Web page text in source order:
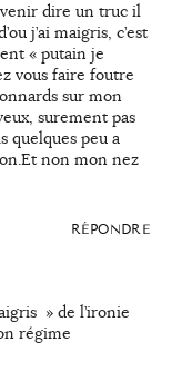
venir dire un truc il
j’ai maigris, c’est
« putain je
vous faire foutre
sur mon
surement pas
quelques peu a
non mon nez
RÉPONDRE
» de l’ironie
régime